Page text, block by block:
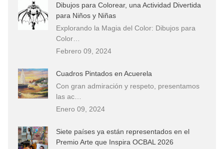
Dibujos para Colorear, una Actividad Divertida
para Niños y Niñas
Explorando la Magia del Color: Dibujos para
Color…
Febrero 09, 2024
Cuadros Pintados en Acuerela
Con gran admiración y respeto, presentamos
las ac…
Enero 09, 2024
Siete países ya están representados en el
Premio Arte que Inspira OCBAL 2026